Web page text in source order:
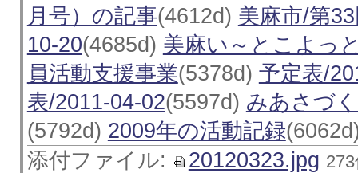
月号）の記事(4612d) 美麻市/第
10-20(4685d) 美麻い～とこよっ
員活動支援事業(5378d) 予定表/
表/2011-04-02(5597d) みあさづ
(5792d) 2009年の活動記録
添付ファイル:
20120323.jpg